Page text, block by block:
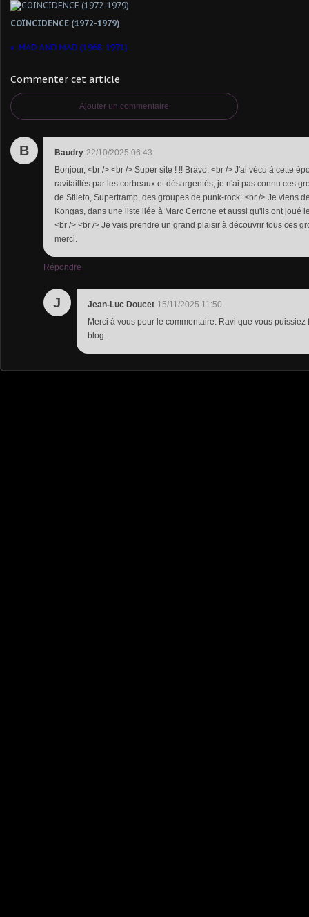
COÏNCIDENCE (1972-1979)
MAD AND MAD (1968-1971)
Commenter cet article
Ajouter un commentaire
B Baudry 22/10/2025 06:43
Bonjour, <br /> <br /> Super site ! !! Bravo. <br /> J'ai vécu à cette
ravitaillés par les corbeaux et désargentés, je n'ai pas connu ces
de Stileto, Supertramp, des groupes de punk-rock. <br /> Je viens
Kongas, dans une liste liée à Marc Cerrone et aussi qu'ils ont joué
<br /> <br /> Je vais prendre un grand plaisir à découvrir tous ces
merci.
Répondre
J Jean-Luc Doucet 15/11/2025 11:50
Merci à vous pour le commentaire. Ravi que vous
blog.